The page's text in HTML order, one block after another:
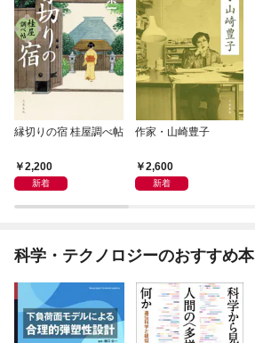
縁切りの宿 桂屋調べ帖
2,200
新着
作家・山崎豊子
2,600
新着
科学・テクノロジーのおすすめ本